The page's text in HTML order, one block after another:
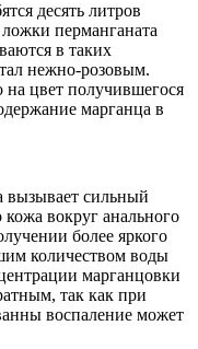
десять литров
перманганата
в таких
нежно-розовым.
цвет получившегося
марганца в
вызывает сильный
вокруг анального
более яркого
количеством воды
марганцовки
так как при
воспаление может